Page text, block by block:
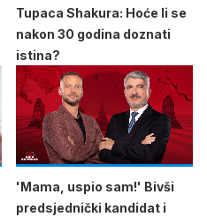
Tupaca Shakura: Hoće li se
nakon 30 godina doznati
istina?
'Mama, uspio sam!' Bivši
predsjednički kandidat i